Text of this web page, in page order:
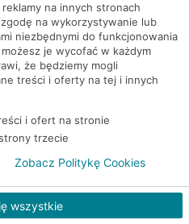
Wszelkie prawa zastrzeżone
na innych stronach
na wykorzystywanie lub
niezbędnymi do funkcjonowania
je wycofać w każdym
że będziemy mogli
treści i oferty na tej i innych
i ofert na stronie
trzecie
wszystkie
Zobacz Politykę Cookies